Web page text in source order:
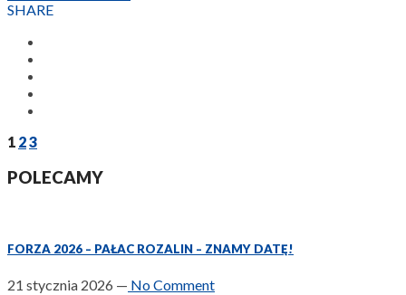
SHARE
1 23
POLECAMY
FORZA 2026 – PAŁAC ROZALIN – ZNAMY DATĘ!
21 stycznia 2026 — No Comment